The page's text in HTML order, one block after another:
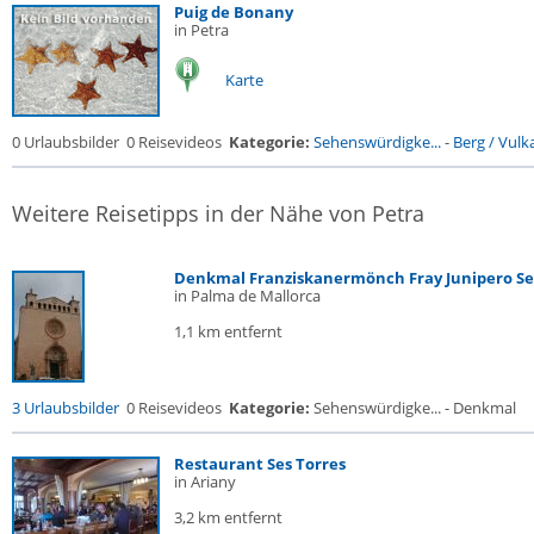
Puig de Bonany
in Petra
Karte
0 Urlaubsbilder 0 Reisevideos Kategorie: Sehenswürdigke...- Berg /
Weitere Reisetipps in der Nähe von Petra
Denkmal Franziskanermönch Fray Junipero
in Palma de Mallorca
1,1 km entfernt
3 Urlaubsbilder 0 Reisevideos Kategorie: Sehenswürdigke... - Denkmal
Restaurant Ses Torres
in Ariany
3,2 km entfernt